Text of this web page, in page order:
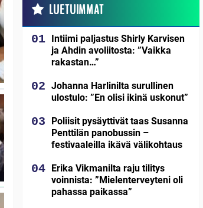
LUETUIMMAT
Intiimi paljastus Shirly Karvisen
ja Ahdin avoliitosta: ”Vaikka
rakastan…”
Johanna Harlinilta surullinen
ulostulo: ”En olisi ikinä uskonut”
Poliisit pysäyttivät taas Susanna
Penttilän panobussin –
festivaaleilla ikävä välikohtaus
Erika Vikmanilta raju tilitys
voinnista: ”Mielenterveyteni oli
pahassa paikassa”